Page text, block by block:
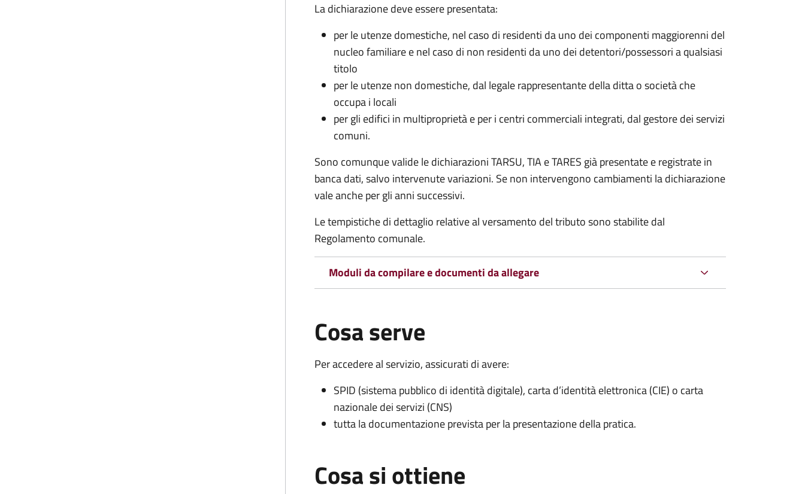
La dichiarazione deve essere presentata:
per le utenze domestiche, nel caso di residenti da uno dei componenti maggiorenni del
nucleo familiare e nel caso di non residenti da uno dei detentori/possessori a qualsiasi
titolo
per le utenze non domestiche, dal legale rappresentante della ditta o società che
occupa i locali
per gli edifici in multiproprietà e per i centri commerciali integrati, dal gestore dei servizi
comuni.
Sono comunque valide le dichiarazioni TARSU, TIA e TARES già presentate e registrate in
banca dati, salvo intervenute variazioni. Se non intervengono cambiamenti la dichiarazione
vale anche per gli anni successivi.
Le tempistiche di dettaglio relative al versamento del tributo sono stabilite dal
Regolamento comunale.
Moduli da compilare e documenti da allegare
Cosa serve
Per accedere al servizio, assicurati di avere:
SPID (sistema pubblico di identità digitale), carta d’identità elettronica (CIE) o carta
nazionale dei servizi (CNS)
tutta la documentazione prevista per la presentazione della pratica.
Cosa si ottiene